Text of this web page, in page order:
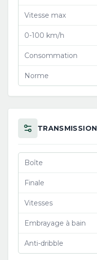
Vitesse max
0-100 km/h
Consommation
Norme
TRANSMISSION
Boîte
Finale
Vitesses
Embrayage à bain
Anti-dribble